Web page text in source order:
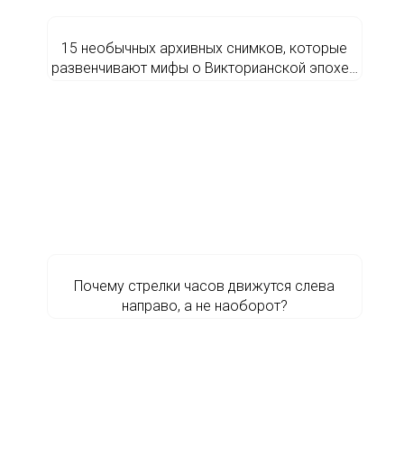
15 необычных архивных снимков, которые
развенчивают мифы о Викторианской эпохе…
Почему стрелки часов движутся слева
направо, а не наоборот?